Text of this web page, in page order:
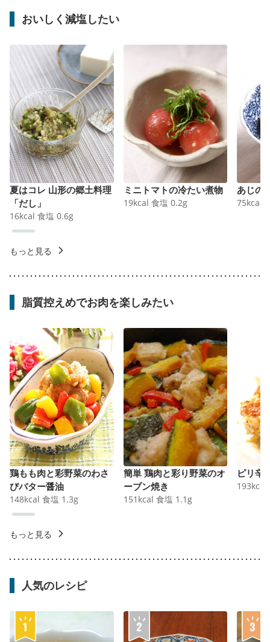
おいしく減塩したい
夏はコレ 山形の郷土料理
「だし」
16kcal 食塩 0.6g
ミニトマトの冷たい煮物
19kcal 食塩 0.2g
あじの
75kcal
もっと見る
脂質控えめでお肉を楽しみたい
鶏もも肉と彩野菜のわさ
びバター醤油
148kcal 食塩 1.3g
簡単 鶏肉と彩り野菜のオ
ーブン焼き
151 kcal 食塩 1.1 g
ピリ辛
193kcal
もっと見る
人気のレシピ